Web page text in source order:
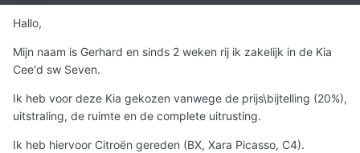
Hallo,
Mijn naam is Gerhard en sinds 2 weken rij ik zakelijk in de Kia
Cee'd sw Seven.
Ik heb voor deze Kia gekozen vanwege de prijs\bijtelling (20%),
uitstraling, de ruimte en de complete uitrusting.
Ik heb hiervoor Citroën gereden (BX, Xara Picasso, C4).